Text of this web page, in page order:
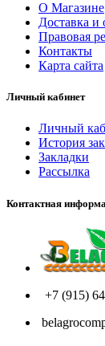
О Магазине
Доставка и
Правовая
Контакты
Карта сайта
Личный кабинет
Личный
История
Закладки
Рассылка
Контактная
+7 (915)